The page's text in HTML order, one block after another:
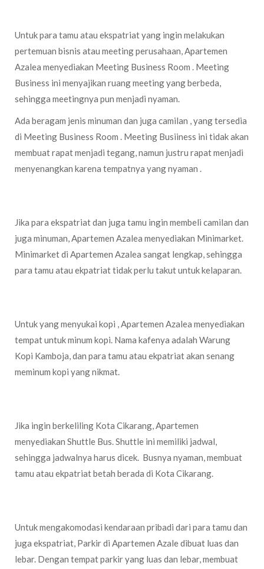
Untuk para tamu atau ekspatriat yang ingin melakukan
pertemuan bisnis atau meeting perusahaan, Apartemen
Azalea menyediakan Meeting Business Room . Meeting
Business ini menyajikan ruang meeting yang berbeda,
sehingga meetingnya pun menjadi nyaman.
Ada beragam jenis minuman dan juga camilan , yang tersedia
di Meeting Business Room . Meeting Busiiness ini tidak akan
membuat rapat menjadi tegang, namun justru rapat menjadi
menyenangkan karena tempatnya yang nyaman .
Jika para ekspatriat dan juga tamu ingin membeli camilan dan
juga minuman, Apartemen Azalea menyediakan Minimarket.
Minimarket di Apartemen Azalea sangat lengkap, sehingga
para tamu atau ekpatriat tidak perlu takut untuk kelaparan.
Untuk yang menyukai kopi , Apartemen Azalea menyediakan
tempat untuk minum kopi. Nama kafenya adalah Warung
Kopi Kamboja, dan para tamu atau ekpatriat akan senang
meminum kopi yang nikmat.
Jika ingin berkeliling Kota Cikarang, Apartemen
menyediakan Shuttle Bus. Shuttle ini memiliki jadwal,
sehingga jadwalnya harus dicek. Busnya nyaman, membuat
tamu atau ekpatriat betah berada di Kota Cikarang.
Untuk mengakomodasi kendaraan pribadi dari para tamu dan
juga ekspatriat, Parkir di Apartemen Azale dibuat luas dan
lebar. Dengan tempat parkir yang luas dan lebar, membuat